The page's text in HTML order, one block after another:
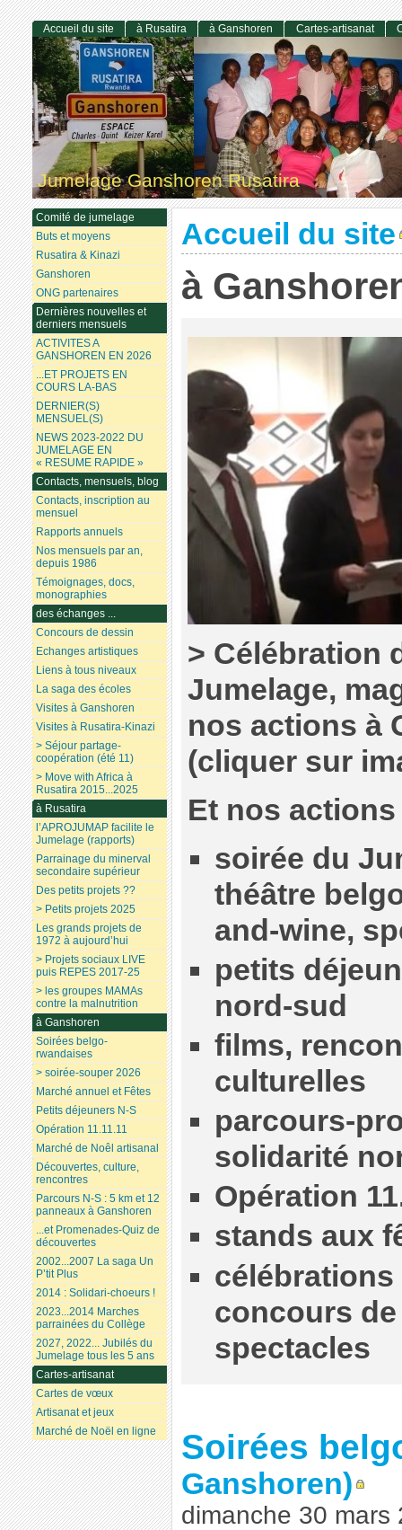
Jumelage Ganshoren Rusatira
Accueil du site
à
> Célébration
Jumelage,
nos actions à
(cliquer sur
Et nos
soirée du
théâtre
and-wine,
petits
nord-sud
films,
culturelles
parcours-
solidarité
Opération
stands aux
célébrations
concours
spectacles
Soirées
Ganshoren)
dimanche 30 mars
Accueil du site à Rusatira à Ganshoren Cartes-artisanat
Comité de jumelage
Buts et moyens
Rusatira & Kinazi
Ganshoren
ONG partenaires
Dernières nouvelles et
derniers mensuels
ACTIVITES A
GANSHOREN EN 2026
...ET PROJETS EN
COURS LA-BAS
DERNIER(S)
MENSUEL(S)
NEWS 2023-2022 DU
JUMELAGE EN
« RESUME RAPIDE »
Contacts, mensuels, blog
Contacts, inscription au
mensuel
Rapports annuels
Nos mensuels par an,
depuis 1986
Témoignages, docs,
monographies
des échanges ...
Concours de dessin
Echanges artistiques
Liens à tous niveaux
La saga des écoles
Visites à Ganshoren
Visites à Rusatira-Kinazi
> Séjour partage-
coopération (été 11)
> Move with Africa à
Rusatira 2015...2025
à Rusatira
l’APROJUMAP facilite le
Jumelage (rapports)
Parrainage du minerval
secondaire supérieur
Des petits projets ??
> Petits projets 2025
Les grands projets de
1972 à aujourd’hui
> Projets sociaux LIVE
puis REPES 2017-25
> les groupes MAMAs
contre la malnutrition
à Ganshoren
Soirées belgo-
rwandaises
> soirée-souper 2026
Marché annuel et Fêtes
Petits déjeuners N-S
Opération 11.11.11
Marché de Noêl artisanal
Découvertes, culture,
rencontres
Parcours N-S : 5 km et 12
panneaux à Ganshoren
...et Promenades-Quiz de
découvertes
2002...2007 La saga Un
P’tit Plus
2014 : Solidari-choeurs !
2023...2014 Marches
parrainées du Collège
2027, 2022... Jubilés du
Jumelage tous les 5 ans
Cartes-artisanat
Cartes de vœux
Artisanat et jeux
Marché de Noël en ligne